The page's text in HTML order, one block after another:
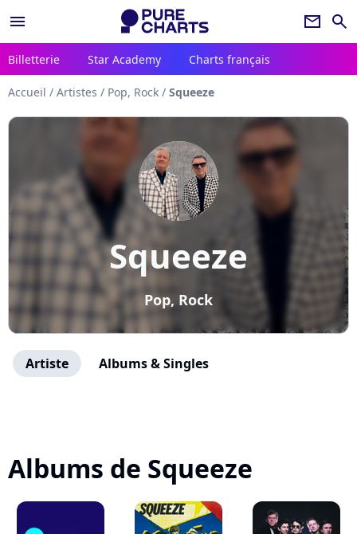
menu newsletter search
Billetterie Star Academy Charts français
Accueil / Artistes / Pop, Rock / Squeeze
Squeeze
Pop, Rock
Artiste Albums & Singles
Albums de Squeeze